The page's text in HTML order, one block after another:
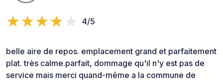
4/5
belle aire de repos. emplacement grand et parfaitement
plat. très calme.parfait, dommage qu'il n'y est pas de
service mais merci quand-même a la commune de